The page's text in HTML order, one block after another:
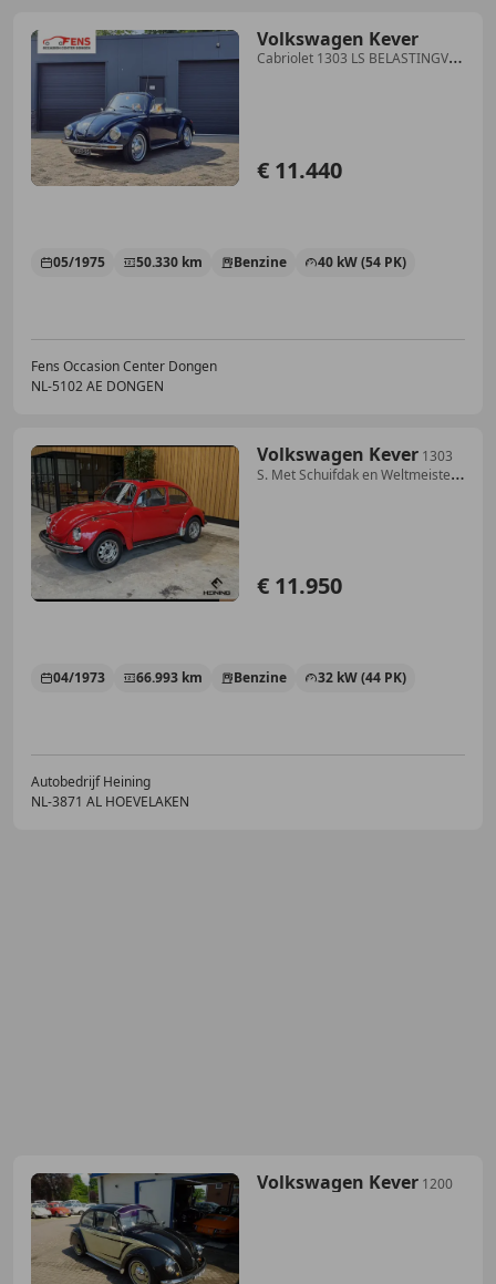
Volkswagen Kever
Cabriolet 1303 LS BELASTINGVRIJ
€ 11.440
05/1975 50.330 km Benzine 40 kW (54 PK)
Fens Occasion Center Dongen
NL-5102 AE DONGEN
Volkswagen Kever 1303
S. Met Schuifdak en Weltmeister
€ 11.950
04/1973 66.993 km Benzine 32 kW (44 PK)
Autobedrijf Heining
NL-3871 AL HOEVELAKEN
Volkswagen Kever 1200